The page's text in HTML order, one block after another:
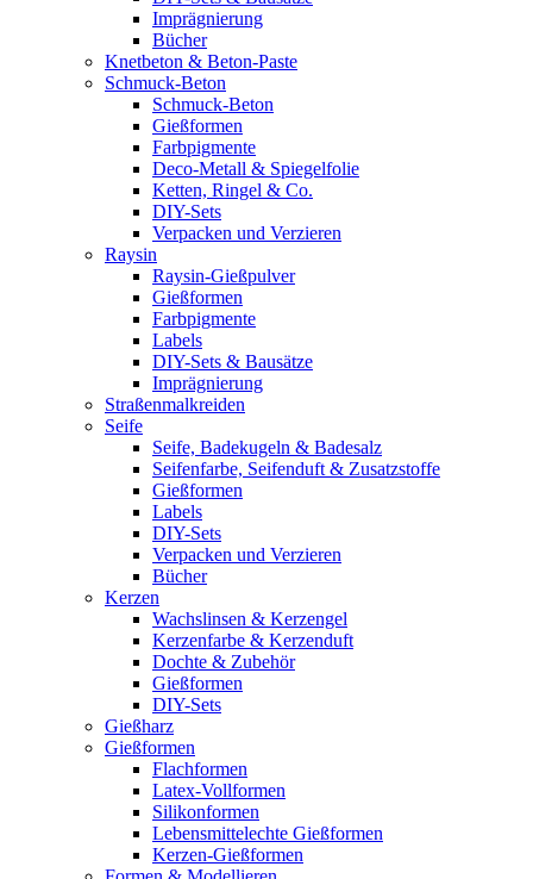
Imprägnierung
Bücher
Knetbeton & Beton-Paste
Schmuck-Beton
Schmuck-Beton
Gießformen
Farbpigmente
Deco-Metall & Spiegelfolie
Ketten, Ringel & Co.
DIY-Sets
Verpacken und Verzieren
Raysin
Raysin-Gießpulver
Gießformen
Farbpigmente
Labels
DIY-Sets & Bausätze
Imprägnierung
Straßenmalkreiden
Seife
Seife, Badekugeln & Badesalz
Seifenfarbe, Seifenduft & Zusatzstoffe
Gießformen
Labels
DIY-Sets
Verpacken und Verzieren
Bücher
Kerzen
Wachslinsen & Kerzengel
Kerzenfarbe & Kerzenduft
Dochte & Zubehör
Gießformen
DIY-Sets
Gießharz
Gießformen
Flachformen
Latex-Vollformen
Silikonformen
Lebensmittelechte Gießformen
Kerzen-Gießformen